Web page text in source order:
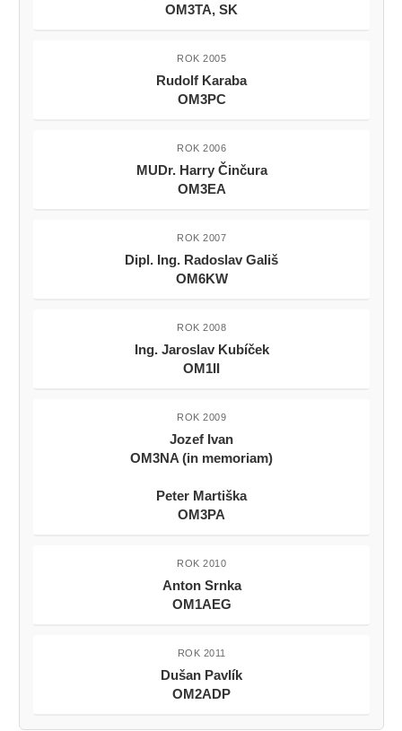
OM3TA, SK
ROK 2005
Rudolf Karaba
OM3PC
ROK 2006
MUDr. Harry Činčura
OM3EA
ROK 2007
Dipl. Ing. Radoslav Gališ
OM6KW
ROK 2008
Ing. Jaroslav Kubíček
OM1II
ROK 2009
Jozef Ivan
OM3NA (in memoriam)
Peter Martiška
OM3PA
ROK 2010
Anton Srnka
OM1AEG
ROK 2011
Dušan Pavlík
OM2ADP